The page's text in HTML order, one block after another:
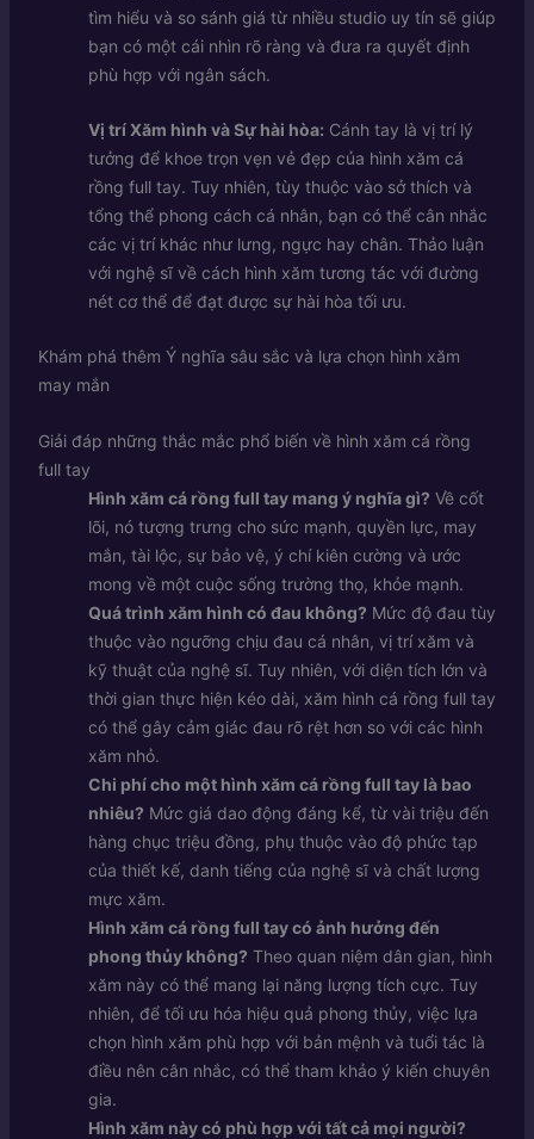
tìm hiểu và so sánh giá từ nhiều studio uy tín sẽ giúp
bạn có một cái nhìn rõ ràng và đưa ra quyết định
phù hợp với ngân sách.
Vị trí Xăm hình và Sự hài hòa: Cánh tay là vị trí lý
tưởng để khoe trọn vẹn vẻ đẹp của hình xăm cá
rồng full tay. Tuy nhiên, tùy thuộc vào sở thích và
tổng thể phong cách cá nhân, bạn có thể cân nhắc
các vị trí khác như lưng, ngực hay chân. Thảo luận
với nghệ sĩ về cách hình xăm tương tác với đường
nét cơ thể để đạt được sự hài hòa tối ưu.
Khám phá thêm Ý nghĩa sâu sắc và lựa chọn hình xăm
may mắn
Giải đáp những thắc mắc phổ biến về hình xăm cá rồng
full tay
Hình xăm cá rồng full tay mang ý nghĩa gì? Về cốt
lõi, nó tượng trưng cho sức mạnh, quyền lực, may
mắn, tài lộc, sự bảo vệ, ý chí kiên cường và ước
mong về một cuộc sống trường thọ, khỏe mạnh.
Quá trình xăm hình có đau không? Mức độ đau tùy
thuộc vào ngưỡng chịu đau cá nhân, vị trí xăm và
kỹ thuật của nghệ sĩ. Tuy nhiên, với diện tích lớn và
thời gian thực hiện kéo dài, xăm hình cá rồng full tay
có thể gây cảm giác đau rõ rệt hơn so với các hình
xăm nhỏ.
Chi phí cho một hình xăm cá rồng full tay là bao
nhiêu? Mức giá dao động đáng kể, từ vài triệu đến
hàng chục triệu đồng, phụ thuộc vào độ phức tạp
của thiết kế, danh tiếng của nghệ sĩ và chất lượng
mực xăm.
Hình xăm cá rồng full tay có ảnh hưởng đến
phong thủy không? Theo quan niệm dân gian, hình
xăm này có thể mang lại năng lượng tích cực. Tuy
nhiên, để tối ưu hóa hiệu quả phong thủy, việc lựa
chọn hình xăm phù hợp với bản mệnh và tuổi tác là
điều nên cân nhắc, có thể tham khảo ý kiến chuyên
gia.
Hình xăm này có phù hợp với tất cả mọi người?